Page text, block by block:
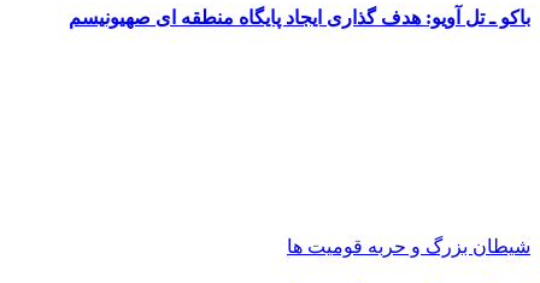
باکو ـ تل آویو: هدف گذاری ایجاد پایگاه منطقه ای صهیونیسم
شیطان بزرگ و حربه قومیت ها